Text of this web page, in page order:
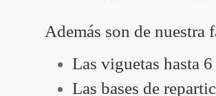
Además son de nuestra
Las viguetas hasta 6
Las bases de